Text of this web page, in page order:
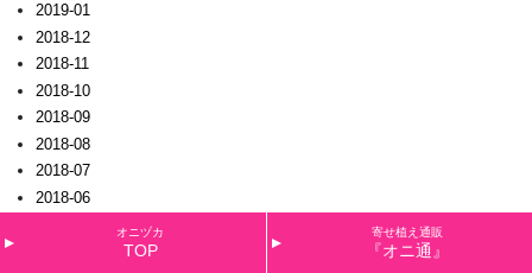
2019-01
2018-12
2018-11
2018-10
2018-09
2018-08
2018-07
2018-06
オニヅカ
TOP
寄せ植え通販
『オニ通』